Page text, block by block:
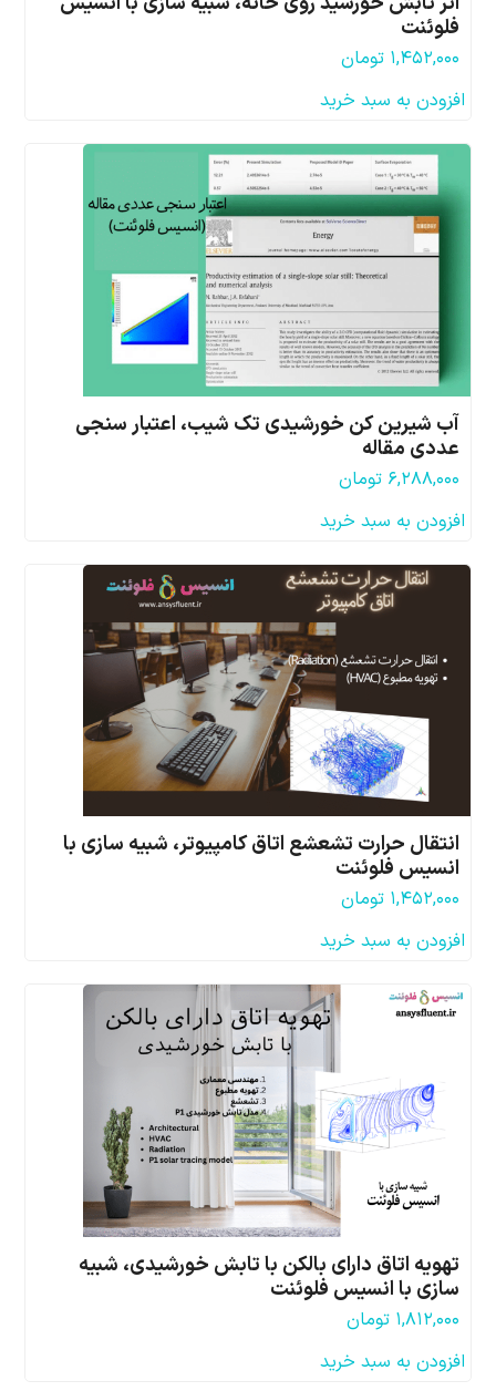
فلوئنت
۱,۴۵۲,۰۰۰ تومان
افزودن به سبد خرید
آب شیرین کن خورشیدی تک شیب، اعتبار سنجی
عددی مقاله
۶,۲۸۸,۰۰۰ تومان
افزودن به سبد خرید
انتقال حرارت تشعشع اتاق کامپیوتر، شبیه سازی با
انسیس فلوئنت
۱,۴۵۲,۰۰۰ تومان
افزودن به سبد خرید
تهویه اتاق دارای بالکن با تابش خورشیدی، شبیه
سازی با انسیس فلوئنت
۱,۸۱۲,۰۰۰ تومان
افزودن به سبد خرید